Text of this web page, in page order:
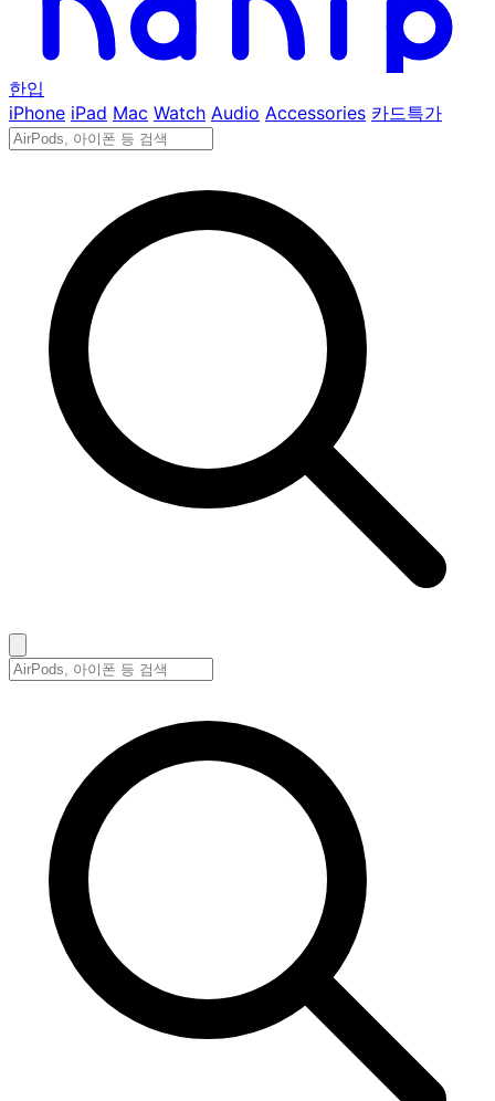
한입
iPhone iPad Mac Watch Audio Accessories 카드특가